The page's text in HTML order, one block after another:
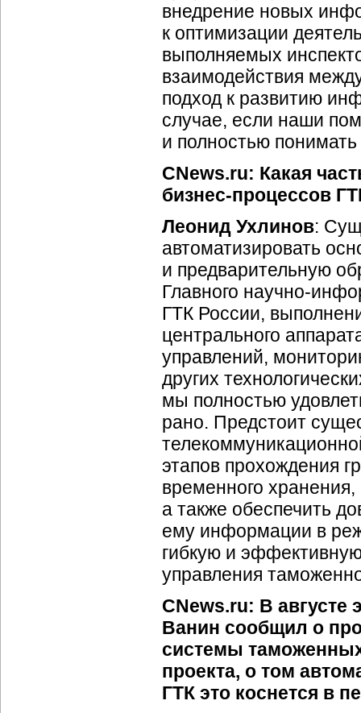
внедрение новых
к оптимизации
выполняемых
взаимодействия
подход к развитию
случае, если наши
и полностью
CNews.ru: Какая
бизнес-процессов
Леонид Ухлинов:
автоматизировать
и предварительную
Главного научно-
ГТК России,
центрального
управлений,
других
мы полностью
рано. Предстоит
этапов прохождения
временного
а также обеспечить
ему информации в
гибкую и
управления
CNews.ru: В августе
Ванин сообщил о
системы
проекта, о том
ГТК это коснется в